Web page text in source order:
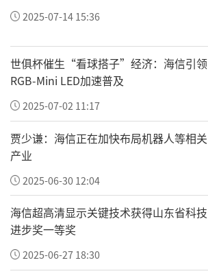
2025-07-14 15:36
世俱杯催生“看球搭子”经济：海信引领
RGB-Mini LED加速普及
2025-07-02 11:17
贾少谦：海信正在加快布局机器人等相关
产业
2025-06-30 12:04
海信超高清显示关键技术获得山东省科技
进步奖一等奖
2025-06-27 18:30